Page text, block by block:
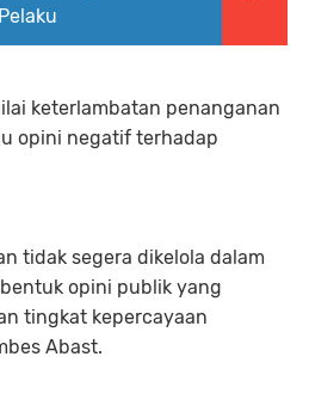
keterlambatan penanganan
opini negatif terhadap
tidak segera dikelola dalam
opini publik yang
tingkat kepercayaan
Abast.